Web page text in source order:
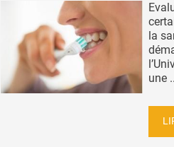
la
une